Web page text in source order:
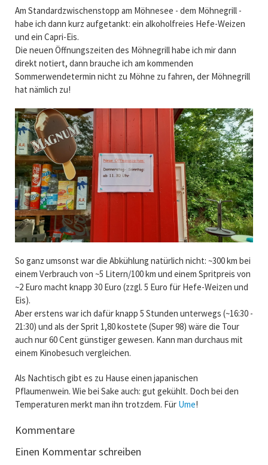
Am Standardzwischenstopp am Möhnesee - dem Möhnegrill -
habe ich dann kurz aufgetankt: ein alkoholfreies Hefe-Weizen
und ein Capri-Eis.
Die neuen Öffnungszeiten des Möhnegrill habe ich mir dann
direkt notiert, dann brauche ich am kommenden
Sommerwendetermin nicht zu Möhne zu fahren, der Möhnegrill
hat nämlich zu!
So ganz umsonst war die Abkühlung natürlich nicht: ~300 km bei
einem Verbrauch von ~5 Litern/100 km und einem Spritpreis von
~2 Euro macht knapp 30 Euro (zzgl. 5 Euro für Hefe-Weizen und
Eis).
Aber erstens war ich dafür knapp 5 Stunden unterwegs (~16:30 -
21:30) und als der Sprit 1,80 kostete (Super 98) wäre die Tour
auch nur 60 Cent günstiger gewesen. Kann man durchaus mit
einem Kinobesuch vergleichen.
Als Nachtisch gibt es zu Hause einen japanischen
Pflaumenwein. Wie bei Sake auch: gut gekühlt. Doch bei den
Temperaturen merkt man ihn trotzdem. Für Ume!
Kommentare
Einen Kommentar schreiben